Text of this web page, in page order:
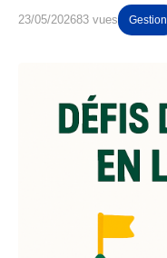
23/05/202683 vues Gestion